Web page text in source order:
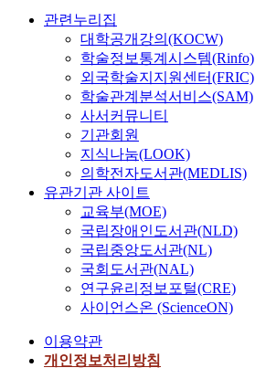
관련누리집
대학공개강의(KOCW)
학술정보통계시스템(Rinfo)
외국학술지지원센터(FRIC)
학술관계분석서비스(SAM)
사서커뮤니티
기관회원
지식나눔(LOOK)
의학전자도서관(MEDLIS)
유관기관 사이트
교육부(MOE)
국립장애인도서관(NLD)
국립중앙도서관(NL)
국회도서관(NAL)
연구윤리정보포털(CRE)
사이언스온 (ScienceON)
이용약관
개인정보처리방침